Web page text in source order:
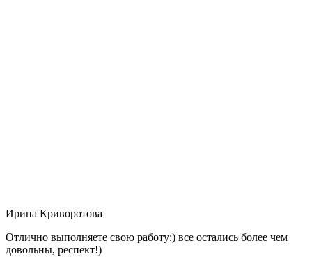
Ирина Криворотова
Отлично выполняете свою работу:) все остались более чем
довольны, респект!)